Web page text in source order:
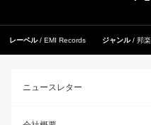
レーベル EMI Records ジャンル 邦楽
ニュースレター